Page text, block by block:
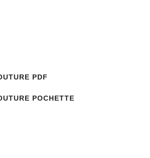
PDF
POCHETTE